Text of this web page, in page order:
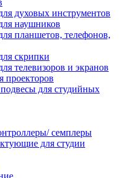
духовых инструментов
наушников
планшетов, телефонов,
скрипки
телевизоров и экранов
проекторов
для студийных
семплеры
для студии